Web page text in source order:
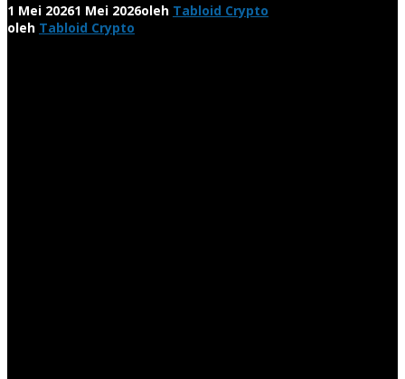
1 Mei 20261 Mei 2026oleh Tabloid Crypto
oleh Tabloid Crypto